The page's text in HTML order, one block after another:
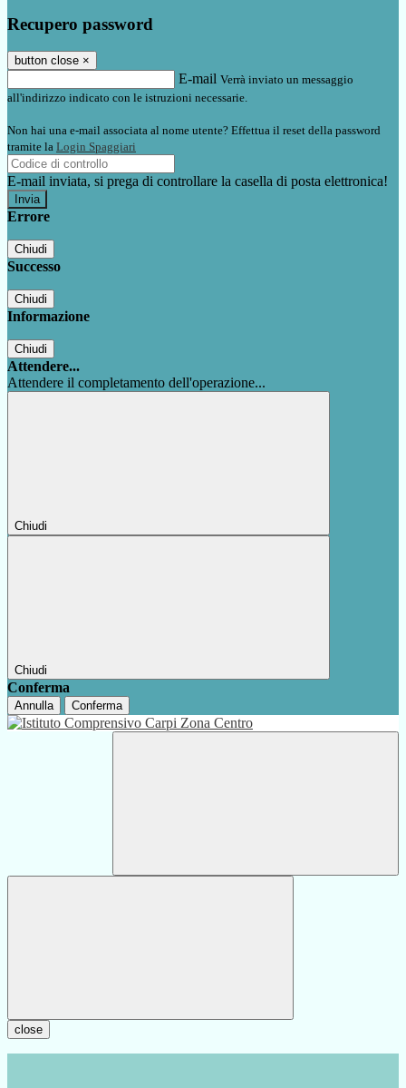
Recupero password
button close ×
E-mail Verrà inviato un messaggio
all'indirizzo indicato con le istruzioni necessarie.
Non hai una e-mail associata al nome utente? Effettua il reset della password
tramite la Login Spaggiari
E-mail inviata, si prega di controllare la casella di posta elettronica!
Errore
Chiudi
Successo
Chiudi
Informazione
Chiudi
Attendere...
Attendere il completamento dell'operazione...
Chiudi
Chiudi
Conferma
Annulla Conferma
close